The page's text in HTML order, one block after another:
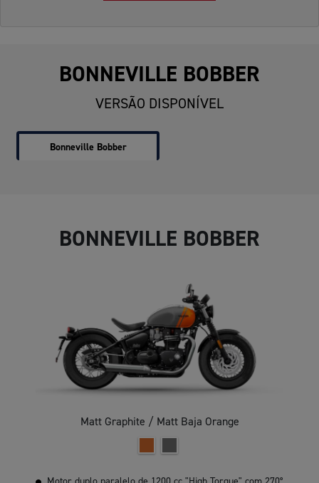
BONNEVILLE BOBBER
VERSÃO DISPONÍVEL
Bonneville Bobber
BONNEVILLE BOBBER
Matt Graphite / Matt Baja Orange